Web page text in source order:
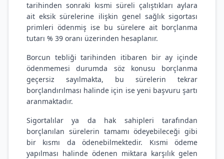
tarihinden sonraki kısmi süreli çalıştıkları aylara
ait eksik sürelerine ilişkin genel sağlık sigortası
primleri ödenmiş ise bu sürelere ait borçlanma
tutarı % 39 oranı üzerinden hesaplanır.
Borcun tebliği tarihinden itibaren bir ay içinde
ödenmemesi durumda söz konusu borçlanma
geçersiz sayılmakta, bu sürelerin tekrar
borçlandırılması halinde için ise yeni başvuru şartı
aranmaktadır.
Sigortalılar ya da hak sahipleri tarafından
borçlanılan sürelerin tamamı ödeyebileceği gibi
bir kısmı da ödenebilmektedir. Kısmi ödeme
yapılması halinde ödenen miktara karşılık gelen